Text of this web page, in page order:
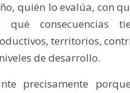
quién lo evalúa, con
consecuencias
territorios,
de desarrollo.
precisamente